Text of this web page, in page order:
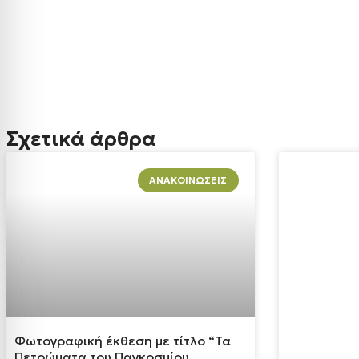
Σχετικά άρθρα
ΑΝΑΚΟΙΝΏΣΕΙΣ
Φωτογραφική έκθεση με τίτλο “Τα